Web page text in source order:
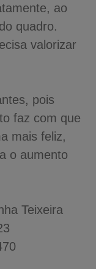
ao
quadro.
valorizar
pois
faz com que
mais feliz,
o aumento
Teixeira